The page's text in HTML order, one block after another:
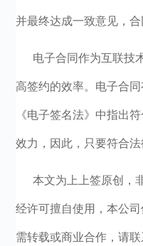
并最终达成一致意见，合
电子合同作为互联技
高签约的效率。 电子合
《电子签名法》中指出
效力，因此，只要符合
本文为上上签原创，
经许可擅自使用，本公
需转载或商业合作，请联